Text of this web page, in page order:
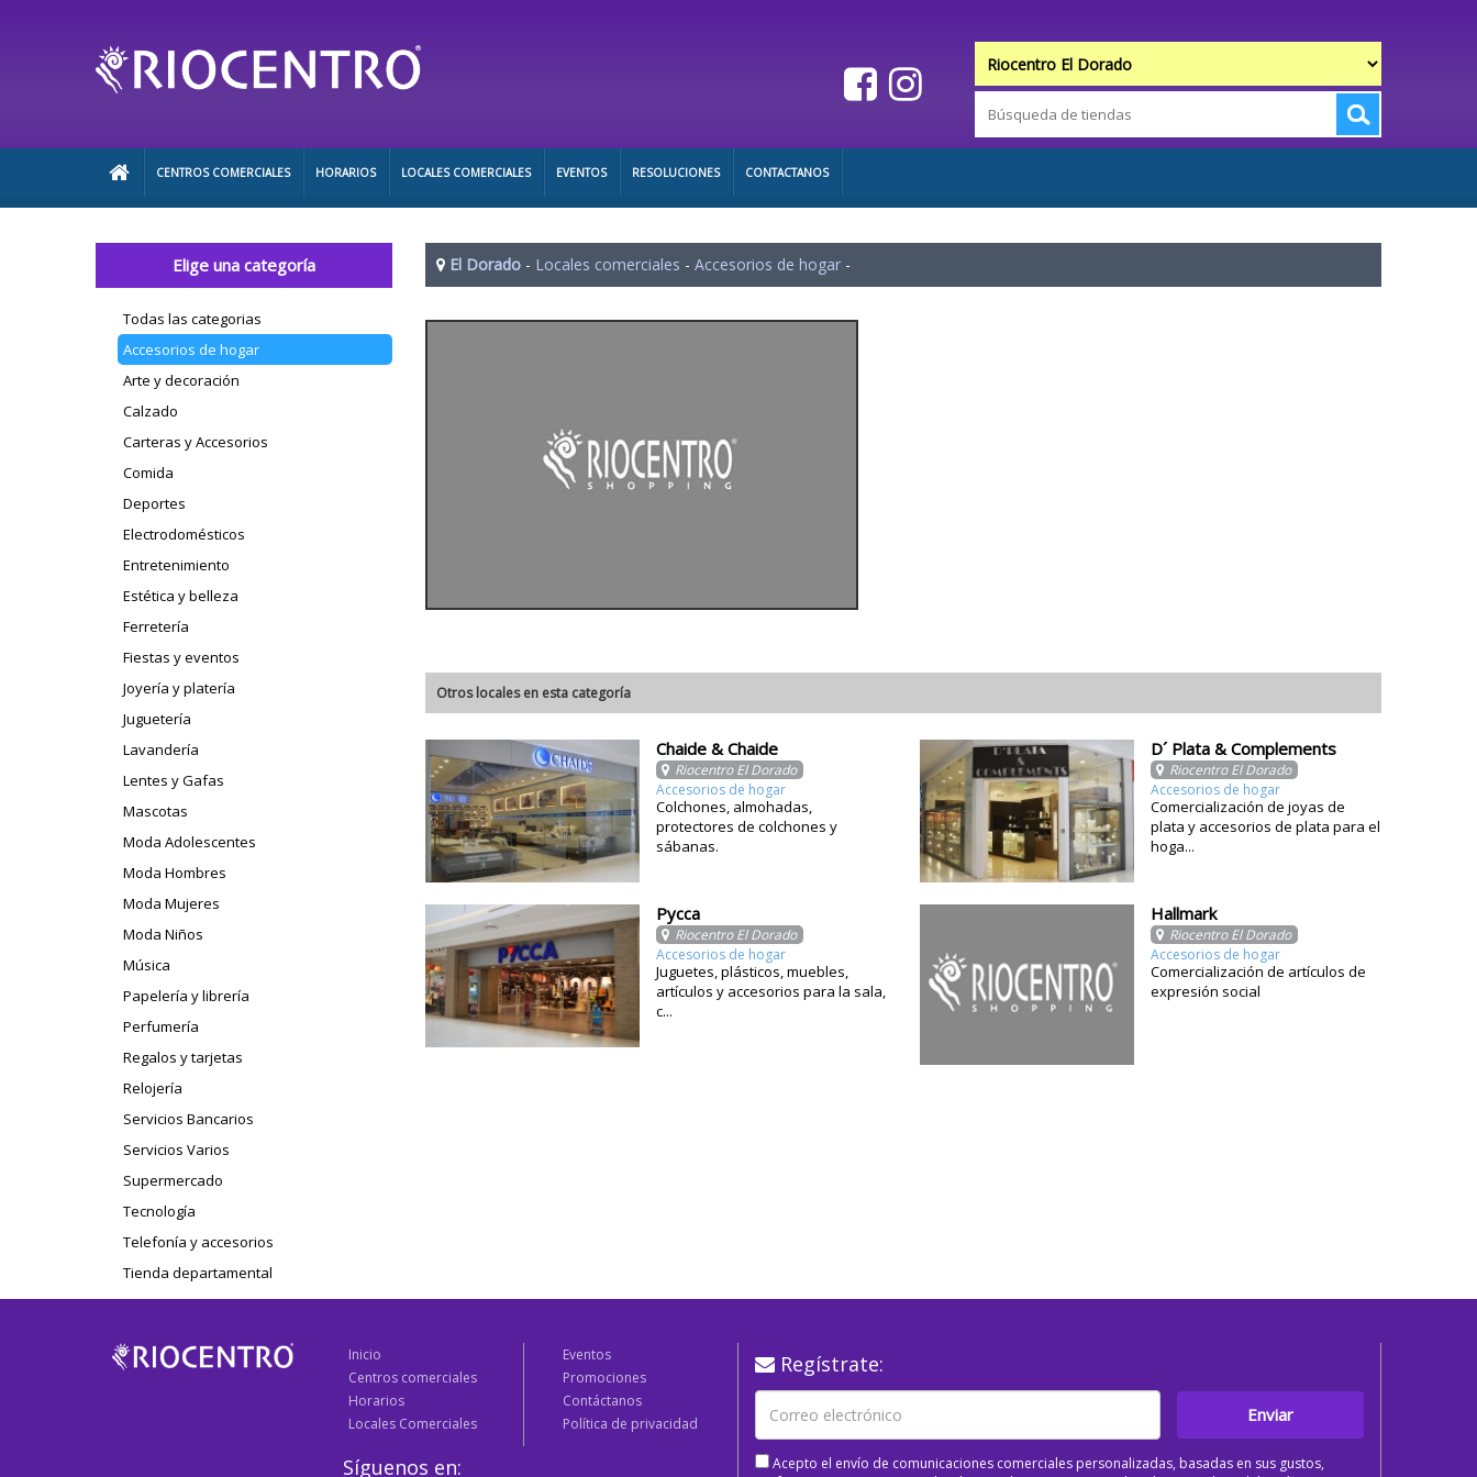
CENTROS COMERCIALES HORARIOS LOCALES COMERCIALES EVENTOS RESOLUCIONES CONTACTANOS
Elige una categoría
Todas las categorias
Accesorios de hogar
Arte y decoración
Calzado
Carteras y Accesorios
Comida
Deportes
Electrodomésticos
Entretenimiento
Estética y belleza
Ferretería
Fiestas y eventos
Joyería y platería
Juguetería
Lavandería
Lentes y Gafas
Mascotas
Moda Adolescentes
Moda Hombres
Moda Mujeres
Moda Niños
Música
Papelería y librería
Perfumería
Regalos y tarjetas
Relojería
Servicios Bancarios
Servicios Varios
Supermercado
Tecnología
Telefonía y accesorios
Tienda departamental
El Dorado - Locales comerciales - Accesorios de hogar -
Otros locales en esta categoría
Chaide & Chaide
Riocentro El Dorado
Accesorios de hogar
Colchones, almohadas,
protectores de colchones y
sábanas.
D´ Plata & Complements
Riocentro El Dorado
Accesorios de hogar
Comercialización de joyas de
plata y accesorios de plata para el
hoga...
Pycca
Riocentro El Dorado
Accesorios de hogar
Juguetes, plásticos, muebles,
artículos y accesorios para la sala,
c...
Hallmark
Riocentro El Dorado
Accesorios de hogar
Comercialización de artículos de
expresión social
Inicio
Centros comerciales
Horarios
Locales Comerciales
Eventos
Promociones
Contáctanos
Política de privacidad
Síguenos en:
Regístrate:
Enviar
Acepto el envío de comunicaciones comerciales personalizadas, basadas en sus gustos,